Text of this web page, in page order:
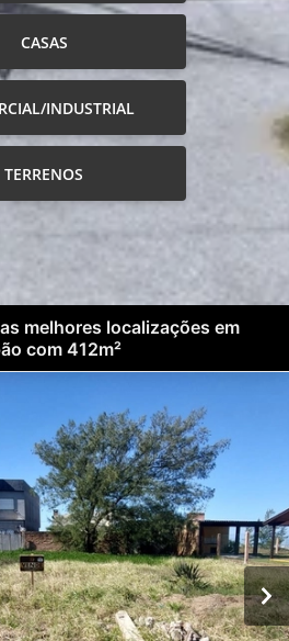
CASAS
INDUSTRIAL
TERRENOS
melhores localizações em
com 412m²